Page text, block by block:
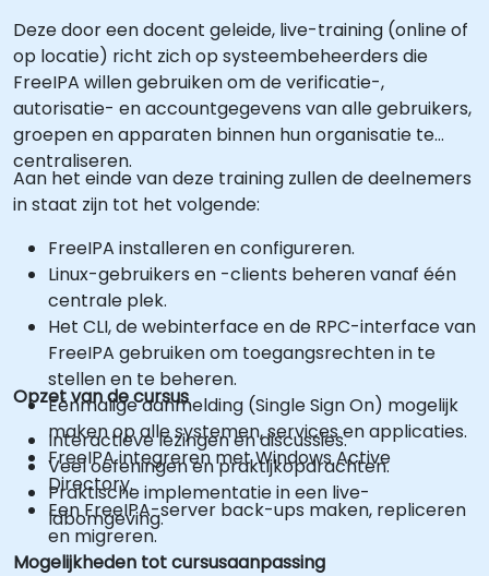
Deze door een docent geleide, live-training (online of
op locatie) richt zich op systeembeheerders die
FreeIPA willen gebruiken om de verificatie-,
autorisatie- en accountgegevens van alle gebruikers,
groepen en apparaten binnen hun organisatie te
centraliseren.
Aan het einde van deze training zullen de deelnemers
in staat zijn tot het volgende:
FreeIPA installeren en configureren.
Linux-gebruikers en -clients beheren vanaf één
centrale plek.
Het CLI, de webinterface en de RPC-interface van
FreeIPA gebruiken om toegangsrechten in te
stellen en te beheren.
Eénmalige aanmelding (Single Sign On) mogelijk
maken op alle systemen, services en applicaties.
FreeIPA integreren met Windows Active
Directory.
Een FreeIPA-server back-ups maken, repliceren
en migreren.
Opzet van de cursus
Interactieve lezingen en discussies.
Veel oefeningen en praktijkopdrachten.
Praktische implementatie in een live-
labomgeving.
Mogelijkheden tot cursusaanpassing